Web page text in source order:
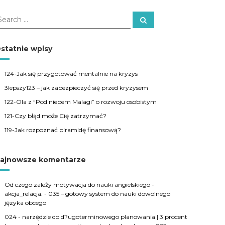
S
wpisy
124-Jak się przygotować mentalnie na kryzys
3lepszy123 – jak zabezpieczyć się przed kryzysem
122-Ola z “Pod niebem Malagi” o rozwoju osobistym
121-Czy błąd może Cię zatrzymać?
119-Jak rozpoznać piramidę finansową?
komentarze
Od czego zależy motywacja do nauki angielskiego -
akcja_relacja. - 035 – gotowy system do nauki dowolnego
języka obcego
024 - narzędzie do d?ugoterminowego planowania | 3 procent